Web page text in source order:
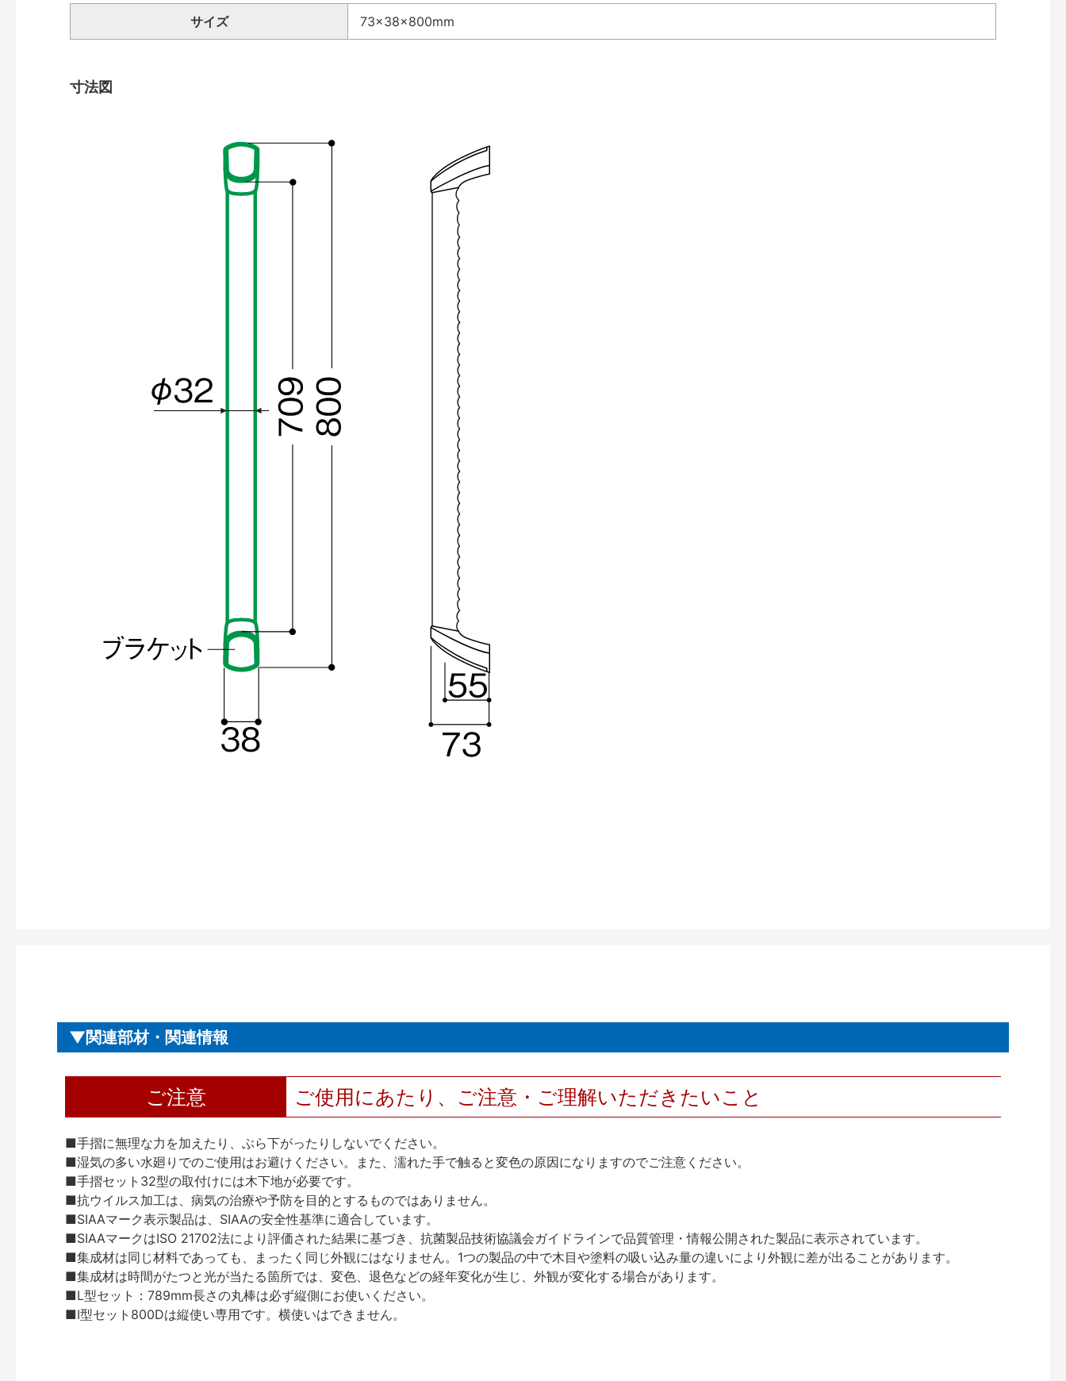
サイズ 73×38×800mm
寸法図
関連部材・関連情報
ご注意 ご使用にあたり、ご注意・ご理解いただきたいこと
■手摺に無理な力を加えたり、ぶら下がったりしないでください。
■湿気の多い水廻りでのご使用はお避けください。また、濡れた手で触ると変色の原因になりますのでご注意ください。
■手摺セット32型の取付けには木下地が必要です。
■抗ウイルス加工は、病気の治療や予防を目的とするものではありません。
■SIAAマーク表示製品は、SIAAの安全性基準に適合しています。
■SIAAマークはISO 21702法により評価された結果に基づき、抗菌製品技術協議会ガイドラインで品質管理・情報公開された製品に表示されています。
■集成材は同じ材料であっても、まったく同じ外観にはなりません。1つの製品の中で木目や塗料の吸い込み量の違いにより外観に差が出ることがあります。
■集成材は時間がたつと光が当たる箇所では、変色、退色などの経年変化が生じ、外観が変化する場合があります。
■L型セット：789mm長さの丸棒は必ず縦側にお使いください。
■I型セット800Dは縦使い専用です。横使いはできません。